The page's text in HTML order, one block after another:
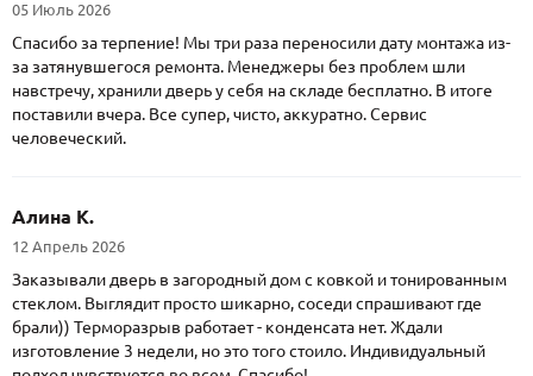
05 Июль 2026
Спасибо за терпение! Мы три раза переносили дату монтажа из-
за затянувшегося ремонта. Менеджеры без проблем шли
навстречу, хранили дверь у себя на складе бесплатно. В итоге
поставили вчера. Все супер, чисто, аккуратно. Сервис
человеческий.
Алина К.
12 Апрель 2026
Заказывали дверь в загородный дом с ковкой и тонированным
стеклом. Выглядит просто шикарно, соседи спрашивают где
брали)) Терморазрыв работает - конденсата нет. Ждали
изготовление 3 недели, но это того стоило. Индивидуальный